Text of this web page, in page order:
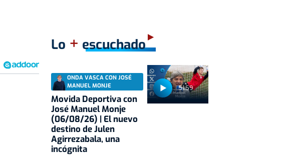
Lo + escuchado
51:59
ONDA VASCA CON JOSÉ
MANUEL MONJE
Movida Deportiva con
José Manuel Monje
(06/08/26) | El nuevo
destino de Julen
Agirrezabala, una
incógnita